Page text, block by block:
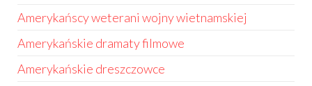
Amerykańscy weterani wojny wietnamskiej
Amerykańskie dramaty filmowe
Amerykańskie dreszczowce